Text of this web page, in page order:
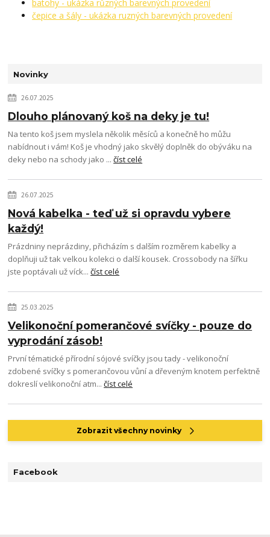
Novinky
26.07.2025
Dlouho plánovaný koš na deky je tu!
Na tento koš jsem myslela několik měsíců a konečně ho můžu
nabídnout i vám! Koš je vhodný jako skvělý doplněk do obýváku na
deky nebo na schody jako ...číst celé
26.07.2025
Nová kabelka - teď už si opravdu vybere
každý!
Prázdniny neprázdiny, přicházím s dalším rozměrem kabelky a
doplňuji už tak velkou kolekci o další kousek. Crossobody na šířku
jste poptávali už víck...číst celé
25.03.2025
Velikonoční pomerančové svíčky - pouze do
vyprodání zásob!
První tématické přírodní sójové svíčky jsou tady - velikonoční
zdobené svíčky s pomerančovou vůní a dřeveným knotem perfektně
dokreslí velikonoční atm...číst celé
Zobrazit všechny novinky
Facebook
batohy - ukázka různých barevných provedení
čepice a šály - ukázka ruzných barevných provedení